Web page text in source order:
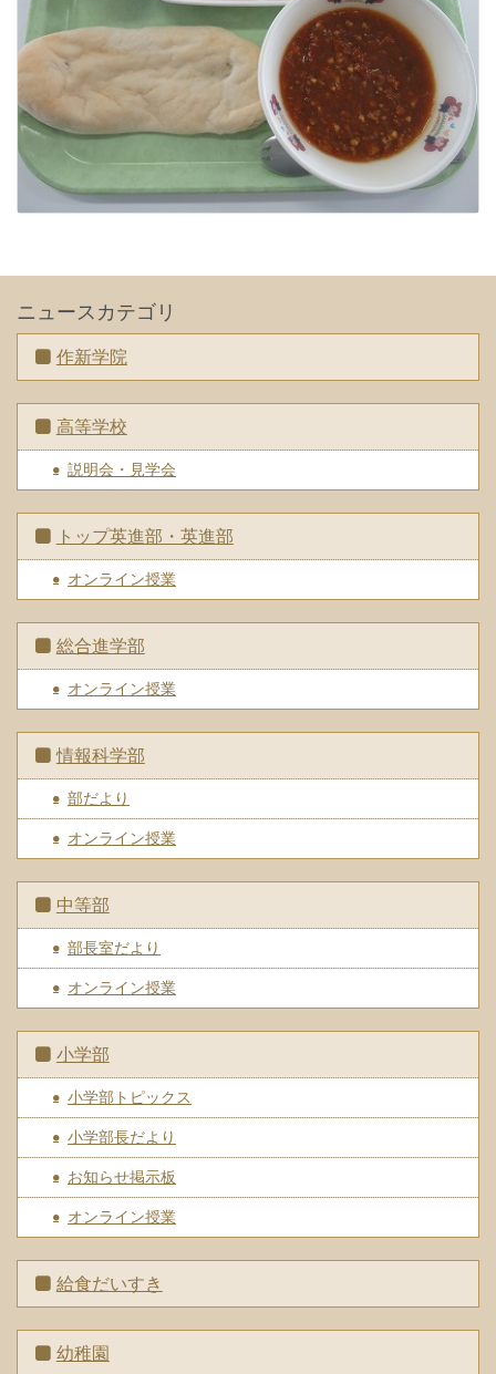
ニュースカテゴリ
作新学院
高等学校
説明会・見学会
トップ英進部・英進部
オンライン授業
総合進学部
オンライン授業
情報科学部
部だより
オンライン授業
中等部
部長室だより
オンライン授業
小学部
小学部トピックス
小学部長だより
お知らせ掲示板
オンライン授業
給食だいすき
幼稚園